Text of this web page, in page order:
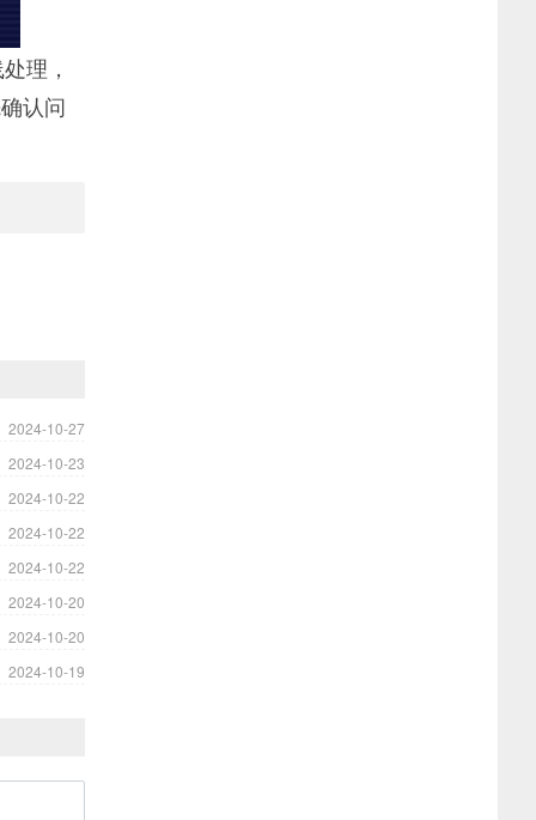
理，
认问
2024-10-27
2024-10-23
2024-10-22
2024-10-22
2024-10-22
2024-10-20
2024-10-20
2024-10-19